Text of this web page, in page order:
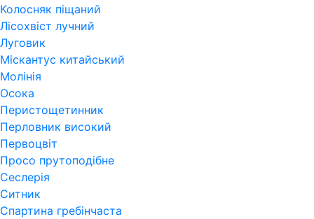
Колосняк піщаний
Лісохвіст лучний
Луговик
Міскантус китайський
Молінія
Осока
Перистощетинник
Перловник високий
Первоцвіт
Просо прутоподібне
Сеслерія
Ситник
Спартина гребінчаста